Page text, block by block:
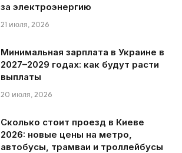
за электроэнергию
21 июля, 2026
Минимальная зарплата в Украине в
2027–2029 годах: как будут расти
выплаты
20 июля, 2026
Сколько стоит проезд в Киеве
2026: новые цены на метро,
автобусы, трамваи и троллейбусы